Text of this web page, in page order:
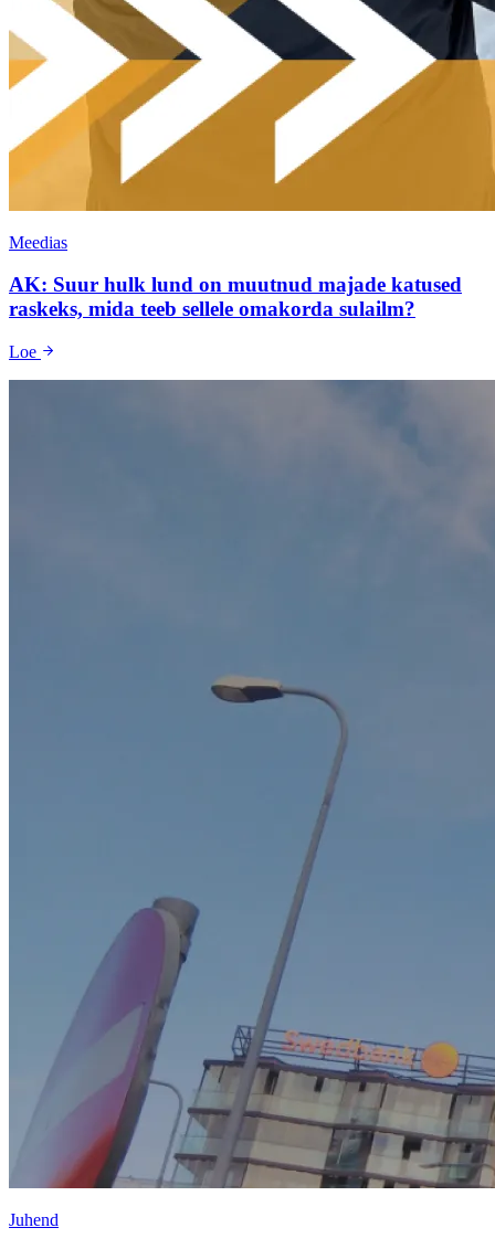
Meedias
AK: Suur hulk lund on muutnud majade katused
raskeks, mida teeb sellele omakorda sulailm?
Loe
Juhend